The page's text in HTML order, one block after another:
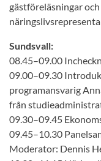
gästföreläsningar
Sundsvall:
08.45–09.00
09.00–09.30
programansvarig
från
09.30–09.45
09.45–10.30
Moderator: Dennis